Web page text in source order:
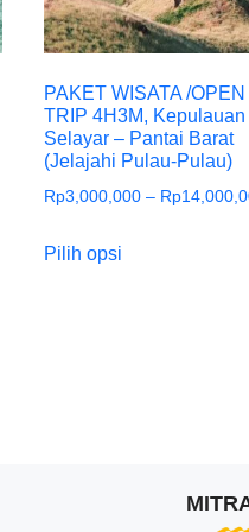
PAKET WISATA /OPEN
TRIP 4H3M, Kepulauan
Selayar – Pantai Barat
(Jelajahi Pulau-Pulau)
Rp3,000,000 – Rp
Pilih opsi